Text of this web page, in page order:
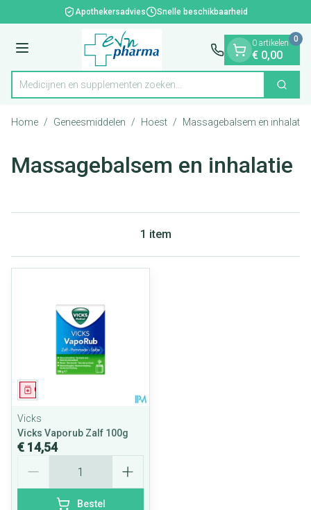
Ga naar de inhoudApothekersadvies Snelle beschikbaarheid
Menu
Product, merk, categorie...
Medicijnen en supplementen zoeken... Zoek
0 artikelen
€ 0,00
0
Home / Geneesmiddelen / Hoest / Massagebalsem en inhalatie
Massagebalsem en inhalatie
1 item
Geneesmiddel
Vicks
Vicks Vaporub Zalf 100g
€ 14,54
Bestel